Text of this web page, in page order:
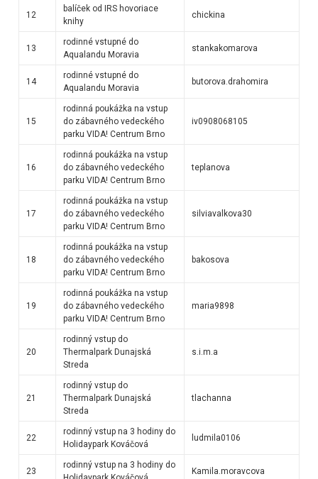
12
balíček od IRS hovoriace
knihy
chickina
13
rodinné vstupné do
Aqualandu Moravia
stankakomarova
14
rodinné vstupné do
Aqualandu Moravia
butorova.drahomira
15
rodinná poukážka na vstup
do zábavného vedeckého
parku VIDA! Centrum Brno
iv0908068105
16
rodinná poukážka na vstup
do zábavného vedeckého
parku VIDA! Centrum Brno
teplanova
17
rodinná poukážka na vstup
do zábavného vedeckého
parku VIDA! Centrum Brno
silviavalkova30
18
rodinná poukážka na vstup
do zábavného vedeckého
parku VIDA! Centrum Brno
bakosova
19
rodinná poukážka na vstup
do zábavného vedeckého
parku VIDA! Centrum Brno
maria9898
20
rodinný vstup do
Thermalpark Dunajská
Streda
s.i.m.a
21
rodinný vstup do
Thermalpark Dunajská
Streda
tlachanna
22
rodinný vstup na 3 hodiny do
Holidaypark Kováčová
ludmila0106
23
rodinný vstup na 3 hodiny do
Kamila.moravcova